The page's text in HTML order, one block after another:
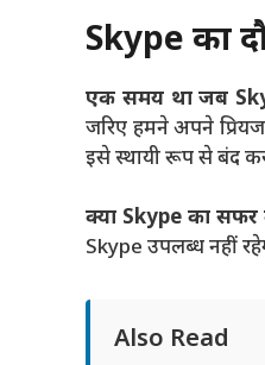
Skype का
एक समय था जब
जरिए हमने अपने
इसे स्थायी रूप से बंद
क्या Skype का सफर
Skype उपलब्ध नहीं
Also Read